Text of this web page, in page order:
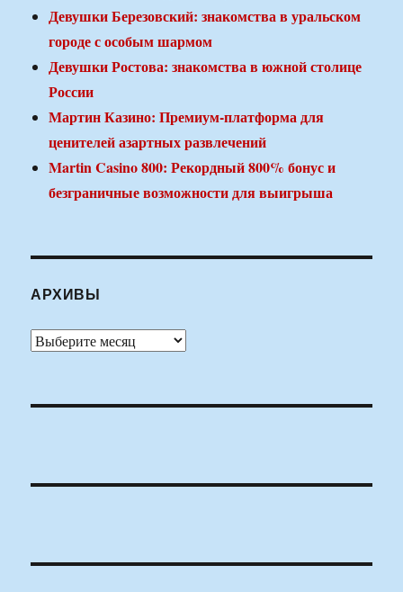
Девушки Березовский: знакомства в уральском
городе с особым шармом
Девушки Ростова: знакомства в южной столице
России
Мартин Казино: Премиум-платформа для
ценителей азартных развлечений
Martin Casino 800: Рекордный 800% бонус и
безграничные возможности для выигрыша
АРХИВЫ
Архивы